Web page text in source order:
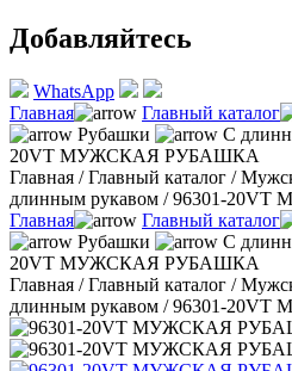
Добавляйтесь
WhatsApp
Главная
Главный каталог
Рубашки
С
20VT МУЖСКАЯ РУБАШКА
Главная /Главный каталог /
длинным рукавом /96301-
Главная
Главный каталог
Рубашки
С
20VT МУЖСКАЯ РУБАШКА
Главная /Главный каталог /
длинным рукавом /96301-